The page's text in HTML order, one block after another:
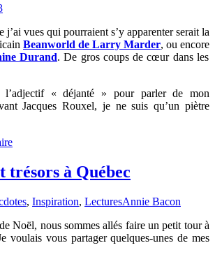
j’ai vues qui pourraient s’y apparenter serait la
Beanworld de Larry Marder, ou encore
Durand. De gros coups de cœur dans les
l’adjectif « déjanté » pour parler de mon
Jacques Rouxel, je ne suis qu’un piètre
trésors à Québec
, Inspiration, LecturesAnnie Bacon
Noël, nous sommes allés faire un petit tour à
voulais vous partager quelques-unes de mes